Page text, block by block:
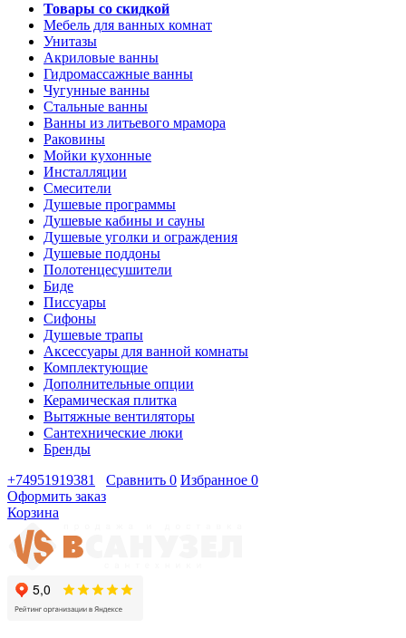
Товары со скидкой
Мебель для ванных комнат
Унитазы
Акриловые ванны
Гидромассажные ванны
Чугунные ванны
Стальные ванны
Ванны из литьевого мрамора
Раковины
Мойки кухонные
Инсталляции
Смесители
Душевые программы
Душевые кабины и сауны
Душевые уголки и ограждения
Душевые поддоны
Полотенцесушители
Биде
Писсуары
Сифоны
Душевые трапы
Аксессуары для ванной комнаты
Комплектующие
Дополнительные опции
Керамическая плитка
Вытяжные вентиляторы
Сантехнические люки
Бренды
+74951919381
Сравнить 0 Избранное 0
Оформить заказ
Корзина